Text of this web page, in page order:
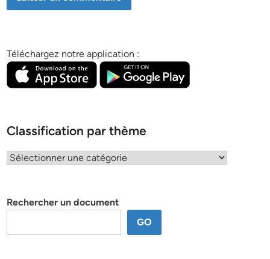
Téléchargez notre application :
Classification par thème
Classification
Rechercher un document
GO